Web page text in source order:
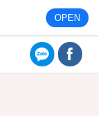
OPEN